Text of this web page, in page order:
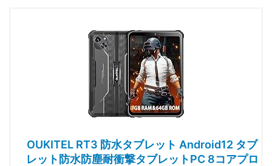
OUKITEL RT3 防水タブレット Android12 タブ
レット防水防塵耐衝撃タブレットPC 8コアプロ